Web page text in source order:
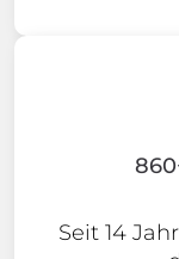
Seit 14